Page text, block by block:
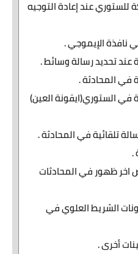
للستوري عند إعادة التوجيه
في الستوري(ايقونة العين)
اخر ظهور في المحادثات
الشريط العلوي في